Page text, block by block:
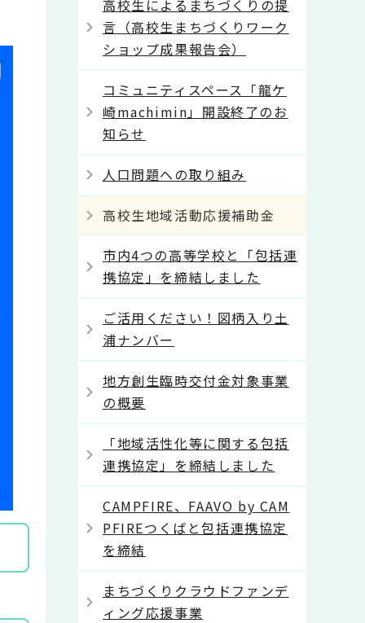
高校生によるまちづくりの提
言（高校生まちづくりワーク
ショップ成果報告会）
コミュニティスペース「龍ケ
崎machimin」開設終了のお
知らせ
人口問題への取り組み
高校生地域活動応援補助金
市内4つの高等学校と「包括連
携協定」を締結しました
ご活用ください！図柄入り土
浦ナンバー
地方創生臨時交付金対象事業
の概要
「地域活性化等に関する包括
連携協定」を締結しました
CAMPFIRE、FAAVO by CAM
PFIREつくばと包括連携協定
を締結
まちづくりクラウドファンデ
ィング応援事業